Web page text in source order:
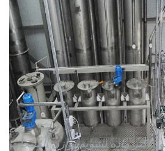
اكثر مادة نشوية توازن المنتجات